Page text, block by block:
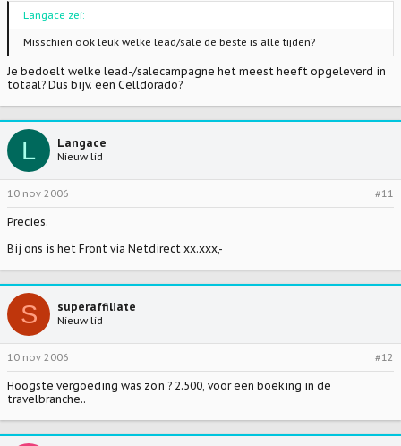
Langace zei:
Misschien ook leuk welke lead/sale de beste is alle tijden?
Je bedoelt welke lead-/salecampagne het meest heeft opgeleverd in
totaal? Dus bijv. een Celldorado?
L Langace
Nieuw lid
10 nov 2006 #11
Precies.
Bij ons is het Front via Netdirect xx.xxx,-
S superaffiliate
Nieuw lid
10 nov 2006 #12
Hoogste vergoeding was zo'n ? 2.500, voor een boeking in de
travelbranche..